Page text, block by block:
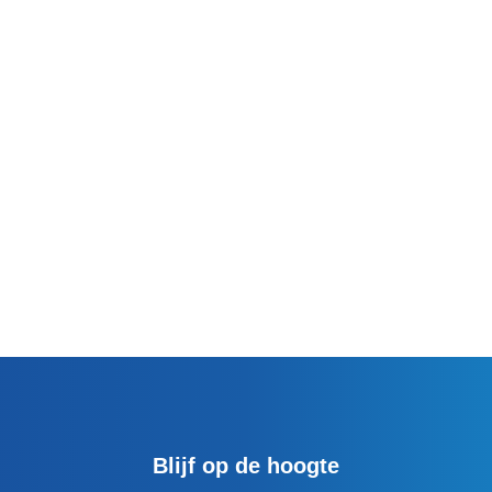
Blijf op de hoogte